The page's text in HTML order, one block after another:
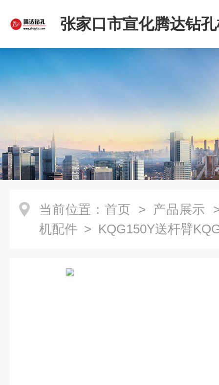
张家口市宣化腾达钻
限公司
当前位置： 首页 > 产品展示
机配件 > KQG150Y送杆臂